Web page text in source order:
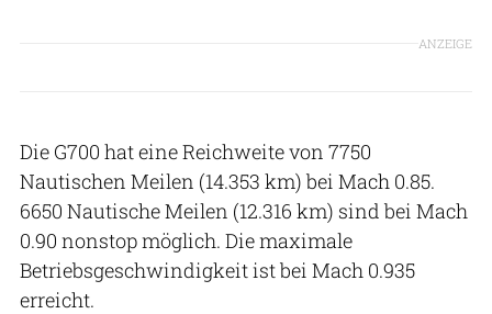
ANZEIGE
Die G700 hat eine Reichweite von 7750
Nautischen Meilen (14.353 km) bei Mach 0.85.
6650 Nautische Meilen (12.316 km) sind bei Mach
0.90 nonstop möglich. Die maximale
Betriebsgeschwindigkeit ist bei Mach 0.935
erreicht.